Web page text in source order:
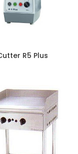
R5 Plus